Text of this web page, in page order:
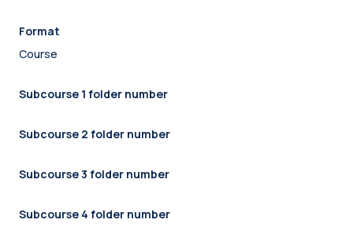
Format
Course
Subcourse 1 folder number
Subcourse 2 folder number
Subcourse 3 folder number
Subcourse 4 folder number